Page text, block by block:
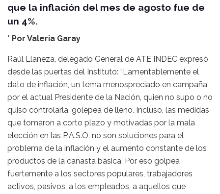
que la inflación del mes de agosto fue de
un 4%.
* Por Valeria Garay
Raúl Llaneza, delegado General de ATE INDEC expresó
desde las puertas del Instituto: “Lamentablemente el
dato de inflación, un tema menospreciado en campaña
por el actual Presidente de la Nación, quien no supo o no
quiso controlarla, golepea de lleno. Incluso, las medidas
que tomaron a corto plazo y motivadas por la mala
elección en las P.A.S.O. no son soluciones para el
problema de la inflación y el aumento constante de los
productos de la canasta básica. Por eso golpea
fuertemente a los sectores populares, trabajadores
activos, pasivos, a los empleados, a aquellos que